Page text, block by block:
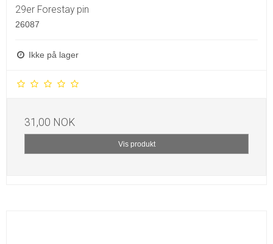
29er Forestay pin
26087
Ikke på lager
31,00 NOK
Vis produkt